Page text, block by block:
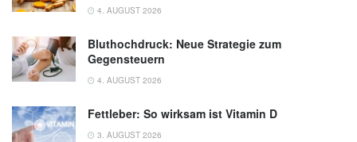
4. AUGUST 2026
Bluthochdruck: Neue Strategie zum
Gegensteuern
4. AUGUST 2026
Fettleber: So wirksam ist Vitamin D
3. AUGUST 2026